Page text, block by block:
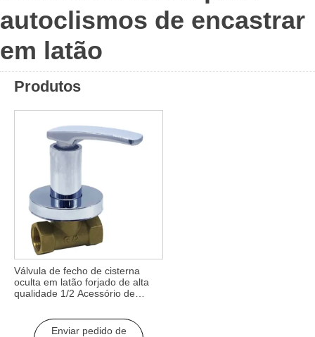
autoclismos de encastrar
em latão
Produtos
Válvula de fecho de cisterna
oculta em latão forjado de alta
qualidade 1/2 Acessório de
Enviar pedido de